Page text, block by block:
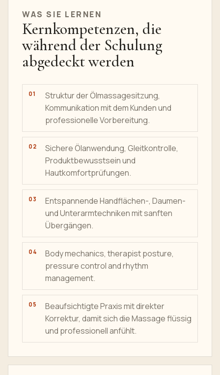
WAS SIE LERNEN
Kernkompetenzen, die
während der Schulung
abgedeckt werden
Struktur der Ölmassagesitzung,
Kommunikation mit dem Kunden und
professionelle Vorbereitung.
Sichere Ölanwendung, Gleitkontrolle,
Produktbewusstsein und
Hautkomfortprüfungen.
Entspannende Handflächen-, Daumen-
und Unterarmtechniken mit sanften
Übergängen.
Body mechanics, therapist posture,
pressure control and rhythm
management.
Beaufsichtigte Praxis mit direkter
Korrektur, damit sich die Massage flüssig
und professionell anfühlt.